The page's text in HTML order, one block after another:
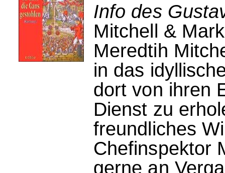
Info des
Mitchell &
Meredtih
in das
dort von ihren
Dienst zu
freundliches
Chefinspektor
gerne an